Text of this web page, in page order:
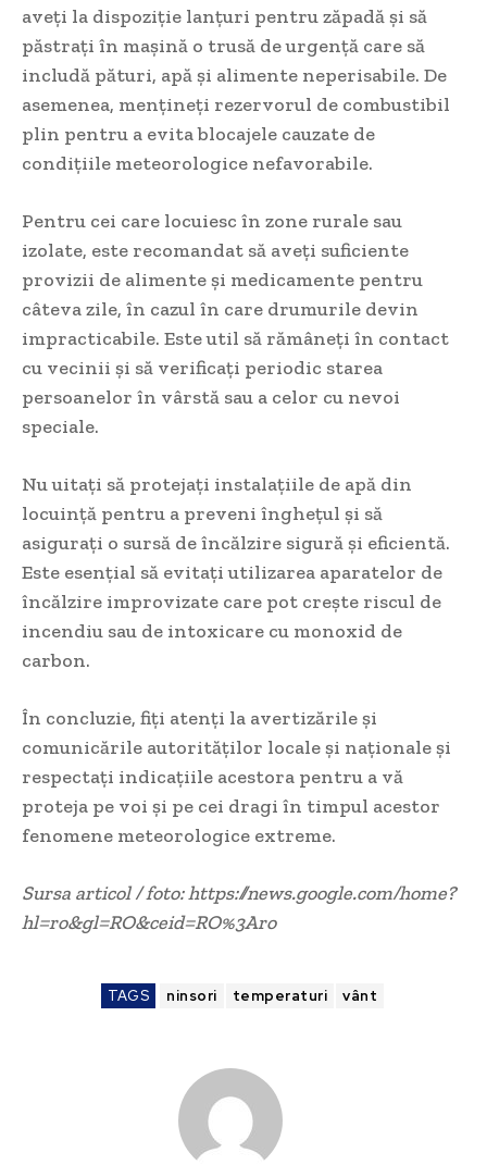
aveți la dispoziție lanțuri pentru zăpadă și să
păstrați în mașină o trusă de urgență care să
includă pături, apă și alimente neperisabile. De
asemenea, mențineți rezervorul de combustibil
plin pentru a evita blocajele cauzate de
condițiile meteorologice nefavorabile.
Pentru cei care locuiesc în zone rurale sau
izolate, este recomandat să aveți suficiente
provizii de alimente și medicamente pentru
câteva zile, în cazul în care drumurile devin
impracticabile. Este util să rămâneți în contact
cu vecinii și să verificați periodic starea
persoanelor în vârstă sau a celor cu nevoi
speciale.
Nu uitați să protejați instalațiile de apă din
locuință pentru a preveni înghețul și să
asigurați o sursă de încălzire sigură și eficientă.
Este esențial să evitați utilizarea aparatelor de
încălzire improvizate care pot crește riscul de
incendiu sau de intoxicare cu monoxid de
carbon.
În concluzie, fiți atenți la avertizările și
comunicările autorităților locale și naționale și
respectați indicațiile acestora pentru a vă
proteja pe voi și pe cei dragi în timpul acestor
fenomene meteorologice extreme.
Sursa articol / foto: https://news.google.com/home?
hl=ro&gl=RO&ceid=RO%3Aro
TAGS ninsori temperaturi vânt